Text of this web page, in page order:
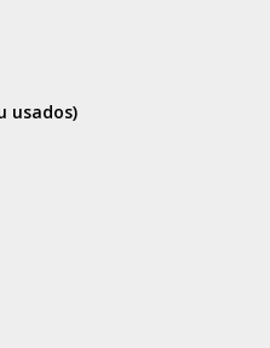
usados)